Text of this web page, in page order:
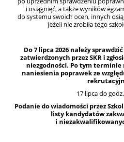
i osiągnięć, a także wyników
do systemu swoich ocen, innych
jeżeli nie zrobiła tego
Do 7 lipca 2026 należy
zatwierdzonych przez SKR i
niezgodności. Po tym terminie
naniesienia poprawek ze
17 lipca do
Podanie do wiadomości przez
listy kandydatów
i